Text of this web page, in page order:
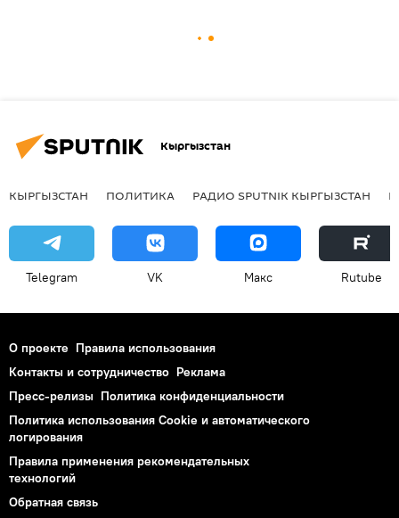
Кыргызстан
КЫРГЫЗСТАН ПОЛИТИКА РАДИО SPUTNIK КЫРГЫЗСТАН
Telegram VK Макс Rutube
О проекте Правила использования
Контакты и сотрудничество Реклама
Пресс-релизы Политика конфиденциальности
Политика использования Cookie и автоматического
логирования
Правила применения рекомендательных
технологий
Обратная связь